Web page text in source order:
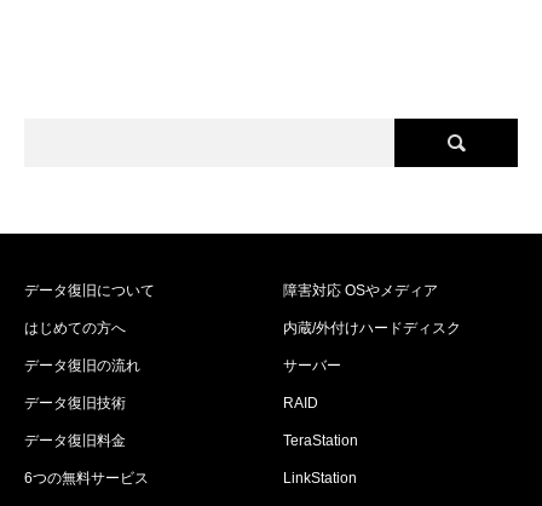
データ復旧について
はじめての方へ
データ復旧の流れ
データ復旧技術
データ復旧料金
6つの無料サービス
障害対応 OSやメディア
内蔵/外付けハードディスク
サーバー
RAID
TeraStation
LinkStation